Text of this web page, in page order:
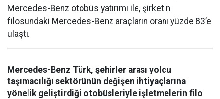
Mercedes-Benz otobüs yatırımı ile, şirketin
filosundaki Mercedes-Benz araçların oranı yüzde 83’e
ulaştı.
Mercedes-Benz Türk, şehirler arası yolcu
taşımacılığı sektörünün değişen ihtiyaçlarına
yönelik geliştirdiği otobüsleriyle işletmelerin filo